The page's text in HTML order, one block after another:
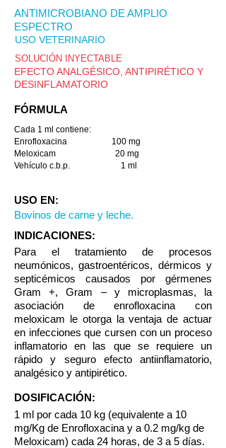
ANTIMICROBIANO DE AMPLIO
ESPECTRO
USO VETERINARIO
SOLUCIÓN INYECTABLE
EFECTO ANALGÉSICO, ANTIPIRÉTICO Y
DESINFLAMATORIO
FÓRMULA
Cada 1 ml contiene:
Enrofloxacina 100 mg
Meloxicam 20 mg
Vehículo c.b.p. 1 ml
USO EN:
Bovinos de carne y leche.
INDICACIONES:
Para el tratamiento de procesos
neumónicos, gastroentéricos, dérmicos y
septicémicos causados por gérmenes
Gram +, Gram – y microplasmas, la
asociación de enrofloxacina con
meloxicam le otorga la ventaja de actuar
en infecciones que cursen con un proceso
inflamatorio en las que se requiere un
rápido y seguro efecto antiinflamatorio,
analgésico y antipirético.
DOSIFICACIÓN:
1 ml por cada 10 kg (equivalente a 10
mg/Kg de Enrofloxacina y a 0.2 mg/kg de
Meloxicam) cada 24 horas, de 3 a 5 días.